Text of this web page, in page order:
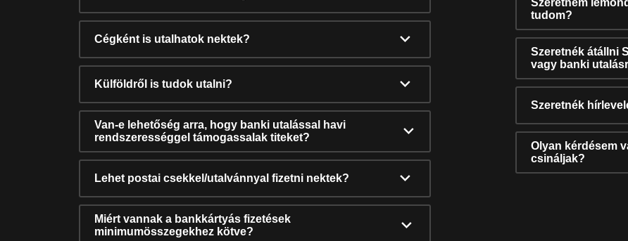
Cégként is utalhatok nektek?
Külföldről is tudok utalni?
Van-e lehetőség arra, hogy banki utalással havi
rendszerességgel támogassalak titeket?
Lehet postai csekkel/utalvánnyal fizetni nektek?
Miért vannak a bankkártyás fizetések
minimumösszegekhez kötve?
Szeretném
tudom?
Szeretnék átállni
vagy banki
Szeretnék
Olyan kérdésem
csináljak?